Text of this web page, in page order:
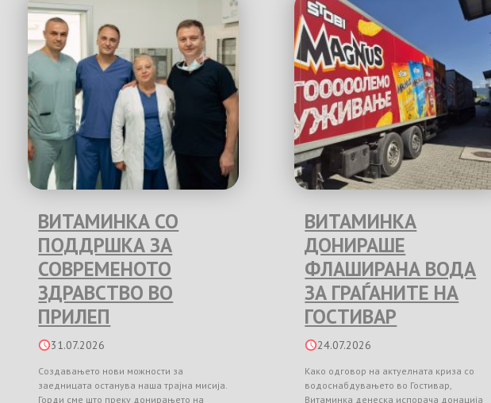
ВИТАМИНКА СО
ПОДДРШКА ЗА
СОВРЕМЕНОТО
ЗДРАВСТВО ВО
ПРИЛЕП
31.07.2026
Создавањето нови можности за
заедницата останува наша трајна мисија.
Горди сме што преку донирањето на
ВИТАМИНКА
ДОНИРАШЕ
ФЛАШИРАНА ВОДА
ЗА ГРАЃАНИТЕ НА
ГОСТИВАР
24.07.2026
Како одговор на актуелната криза со
водоснабдувањето во Гостивар,
Витаминка денеска испорача донација